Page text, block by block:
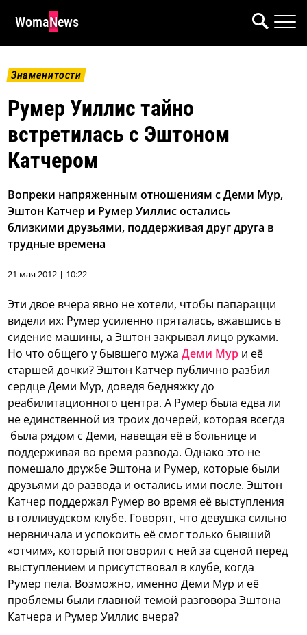
WomaNews
Знаменитости
Румер Уиллис тайно
встретилась с Эштоном
Катчером
Вопреки напряженным отношениям с Деми Мур,
Эштон Катчер и Румер Уиллис остались
близкими друзьями, поддерживая друг друга в
трудные времена
21 мая 2012 | 10:22
Эти двое вчера явно не хотели, чтобы папарацци
видели их: Румер усиленно пряталась, вжавшись в
сидение машины, а Эштон закрывал лицо руками.
Но что общего у бывшего мужаДеми Мур и её
старшей дочки?Эштон Катчер публично разбил
сердце Деми Мур, доведя бедняжку до
реабилитационного центра. А Румер была едва ли
не единственной из троих дочерей, которая всегда
была рядом с Деми, навещая её в больнице и
поддерживая во время развода. Однако это не
помешало дружбе Эштона и Румер, которые были
друзьями до развода и остались ими после. Эштон
Катчер поддержал Румер во время её выступления
в голливудском клубе. Говорят, что девушка сильно
нервничала и успокоить её смог только бывший
«отчим», который поговорил с ней за сценой перед
выступлением и присутствовал в клубе, когда
Румер пела. Возможно, именно Деми Мур и её
проблемы были главной темой разговора Эштона
Катчера и Румер Уиллис вчера?